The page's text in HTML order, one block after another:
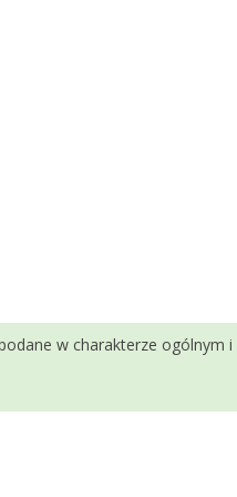
w charakterze ogólnym